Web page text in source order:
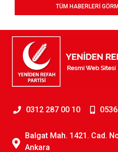
TÜM HABERLERİ
0312 287 00 10
Balgat Mah. 1421. Cad.
Ankara